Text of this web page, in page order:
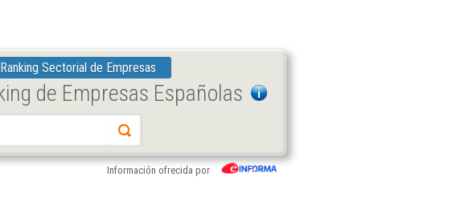
Ranking Sectorial de Empresas
de Empresas Españolas
Información ofrecida por